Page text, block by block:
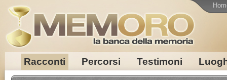
Racconti Percorsi Testimoni